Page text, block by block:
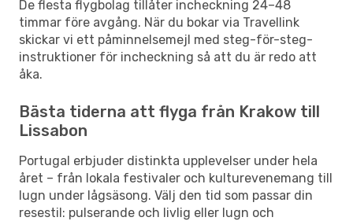
De flesta flygbolag tillåter incheckning 24–48
timmar före avgång. När du bokar via Travellink
skickar vi ett påminnelsemejl med steg-för-steg-
instruktioner för incheckning så att du är redo att
åka.
Bästa tiderna att flyga från Krakow till
Lissabon
Portugal erbjuder distinkta upplevelser under hela
året – från lokala festivaler och kulturevenemang till
lugn under lågsäsong. Välj den tid som passar din
resestil: pulserande och livlig eller lugn och